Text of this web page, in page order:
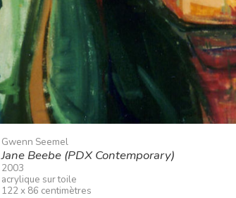
Gwenn Seemel
Jane Beebe (PDX Contemporary)
2003
acrylique sur toile
122 x 86 centimètres